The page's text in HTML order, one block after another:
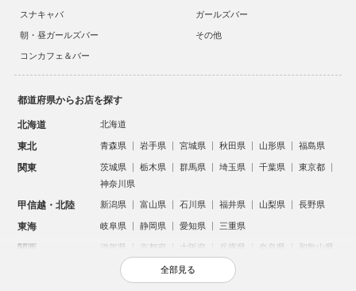
スナキャバ
ガールズバー
朝・昼ガールズバー
その他
コンカフェ＆バー
都道府県からお店を探す
北海道 北海道
東北 青森県 岩手県 宮城県 秋田県 山形県 福島県
関東 茨城県 栃木県 群馬県 埼玉県 千葉県
東京都
神奈川県
甲信越・北陸 新潟県 富山県 石川県 福井県 山梨県 長野県
東海 岐阜県 静岡県 愛知県 三重県
関西 滋賀県 京都府 大阪府 兵庫県 奈良県 和歌山県
鳥取県 島根県 岡山県 広島県
全部見る